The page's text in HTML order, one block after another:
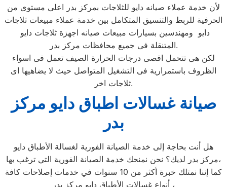
لأن خدمة عملاء صيانه دايو للثلاجات بمركز بدر اعلى مستوى من
الحرفية للربط والتنسيق المتكامل بين خدمة عملاء مبيعات ثلاجات
دايو ومهندسين بسيارات مبيعات صيانه اجهزة ثلاجات دايو
المتنقلة فى جميع محافظات مركز بدر.
لكن هى تتحمل اقصى درجات الحرارة الصيف تعمل فى اسواء
الظروف باستمرارية فى التشغيل المتواصل حيث لا يضاهيها اى
ثلاجات اخر.
صيانة غسالات اطباق دايو مركز
بدر
هل أنت بحاجة إلى خدمة الصيانة الفورية لغسالة الأطباق دايو
مركز بدر لديك؟ نحن نمنحك خدمة الصيانة الفورية التي ترغب بها،
كما إننا نمتلك خبرة أكثر من 10 سنوات في خدمات إصلاحات كافة
أنواع غسالات الأطباق دايو مركز بدر ،